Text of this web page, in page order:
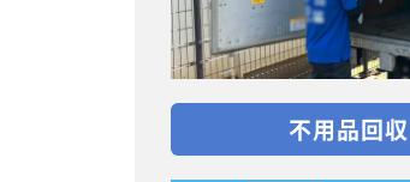
不用品回収